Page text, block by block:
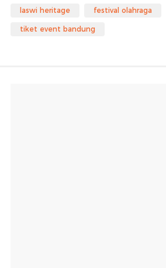
laswi heritage festival olahraga
tiket event bandung